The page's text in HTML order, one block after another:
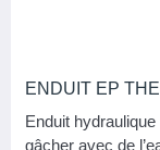
ENDUIT EP
Enduit
gâcher avec de